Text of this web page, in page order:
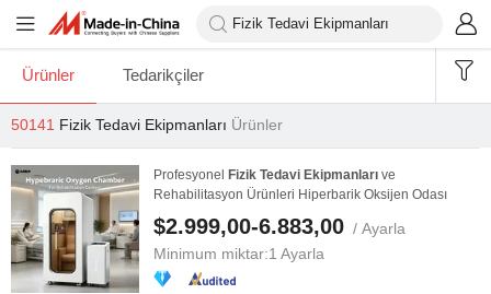
Ürünler Tedarikçiler
50141 Fizik Tedavi Ekipmanları Ürünler
Profesyonel Fizik Tedavi Ekipmanları ve
Rehabilitasyon Ürünleri Hiperbarik Oksijen Odası
$2.999,00-6.883,00 / Ayarla
Minimum miktar:1 Ayarla